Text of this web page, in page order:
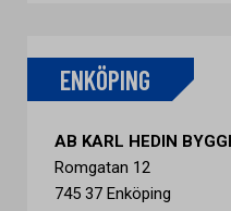
ENKÖPING
AB KARL HEDIN
Romgatan 12
745 37 Enköping